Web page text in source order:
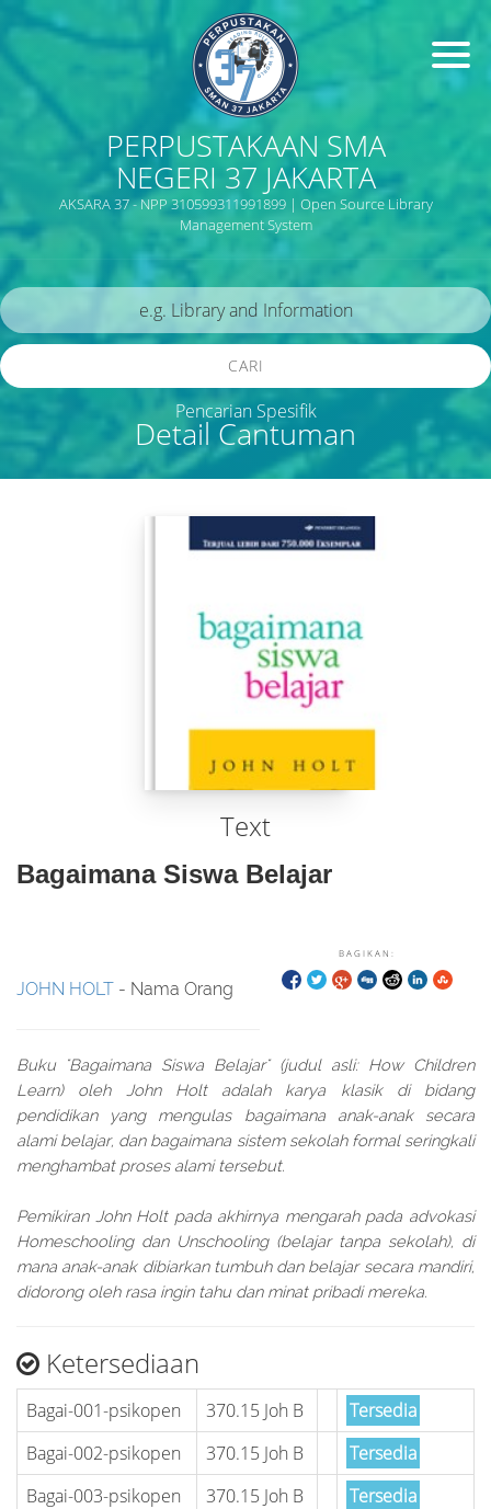
PERPUSTAKAAN SMA
NEGERI 37 JAKARTA
AKSARA 37 - NPP 310599311991899 | Open Source Library
Management System
Detail Cantuman
CARI
Pencarian Spesifik
Text
Bagaimana Siswa Belajar
BAGIKAN:
JOHN HOLT - Nama Orang
Buku "Bagaimana Siswa Belajar" (judul asli: How Children
Learn) oleh John Holt adalah karya klasik di bidang
pendidikan yang mengulas bagaimana anak-anak secara
alami belajar, dan bagaimana sistem sekolah formal seringkali
menghambat proses alami tersebut.
Pemikiran John Holt pada akhirnya mengarah pada advokasi
Homeschooling dan Unschooling (belajar tanpa sekolah), di
mana anak-anak dibiarkan tumbuh dan belajar secara mandiri,
didorong oleh rasa ingin tahu dan minat pribadi mereka.
Ketersediaan
Bagai-001-psikopen 370.15 Joh B
Tersedia
Bagai-002-psikopen
370.15 Joh B
Tersedia
Bagai-003-psikopen
370.15 Joh B
Tersedia